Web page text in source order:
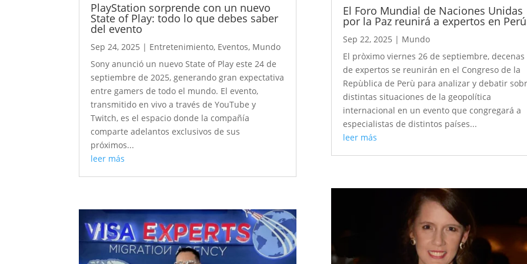
PlayStation sorprende con un nuevo
State of Play: todo lo que debes saber
del evento
Sep 24, 2025 | Entretenimiento, Eventos, Mundo
Sony anunció un nuevo State of Play este 24 de
septiembre de 2025, generando gran expectativa
entre gamers de todo el mundo. El evento,
transmitido en vivo a través de YouTube y
Twitch, es el espacio donde la compañía
comparte adelantos exclusivos de sus
próximos...
leer más
El Foro Mundial de Naciones Unidas
por la Paz reunirá a expertos en Perú
Sep 22, 2025 | Mundo
El pròximo viernes 26 de septiembre, decenas
de expertos se reunirán en el Congreso de la
Repùblica de Perù para analizar y debatir
distintas situaciones de la geopolítica
internacional en un evento que congregará a
especialistas de distintos países...
leer más